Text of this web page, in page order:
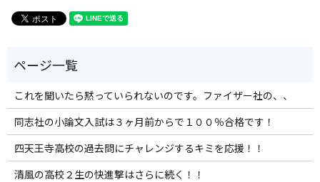
これを聞いたら黙っていられないのです。ファイザー社の、、
同志社の小論文入試は３ヶ月前からで１００％合格です！
四天王寺高校の過去問にチャレンジするキミを応援！！
清風の高校２生の快進撃はさらに続く！！